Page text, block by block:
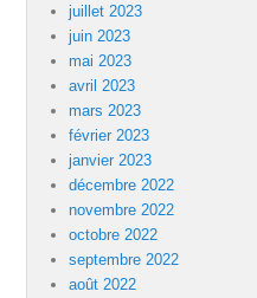
juillet 2023
juin 2023
mai 2023
avril 2023
mars 2023
février 2023
janvier 2023
décembre 2022
novembre 2022
octobre 2022
septembre 2022
août 2022